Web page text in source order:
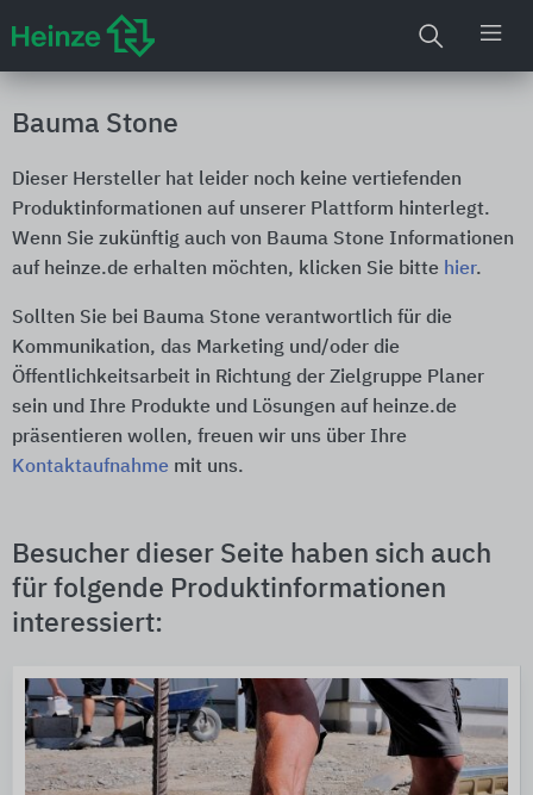
Bauma Stone
Dieser Hersteller hat leider noch keine vertiefenden
Produktinformationen auf unserer Plattform hinterlegt.
Wenn Sie zukünftig auch von Bauma Stone Informationen
auf heinze.de erhalten möchten, klicken Sie bitte hier.
Sollten Sie bei Bauma Stone verantwortlich für die
Kommunikation, das Marketing und/oder die
Öffentlichkeitsarbeit in Richtung der Zielgruppe Planer
sein und Ihre Produkte und Lösungen auf heinze.de
präsentieren wollen, freuen wir uns über Ihre
Kontaktaufnahme mit uns.
Besucher dieser Seite haben sich auch
für folgende Produktinformationen
interessiert: